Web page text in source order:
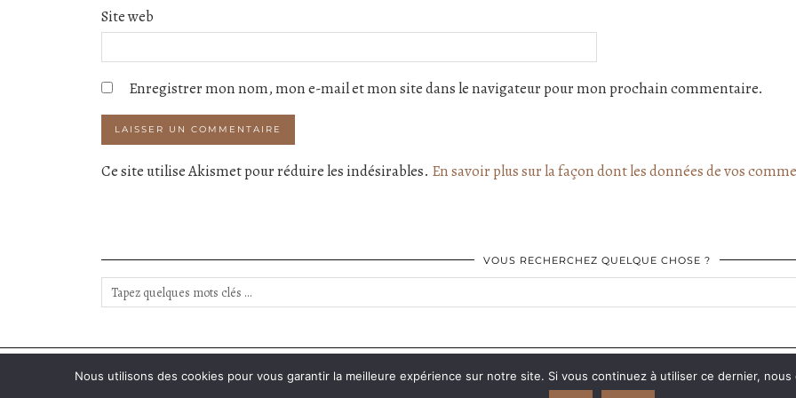
Site web
Enregistrer mon nom, mon e-mail et mon site dans le navigateur pour mon prochain commentaire.
Ce site utilise Akismet pour réduire les indésirables. En savoir plus sur la façon dont les données de vos
VOUS RECHERCHEZ QUELQUE CHOSE ?
INSTAGRAM | 2313 FACEBOOK | 575
Nous utilisons des cookies pour vous garantir la meilleure expérience sur notre site. Si vous continuez à utiliser ce dernier,